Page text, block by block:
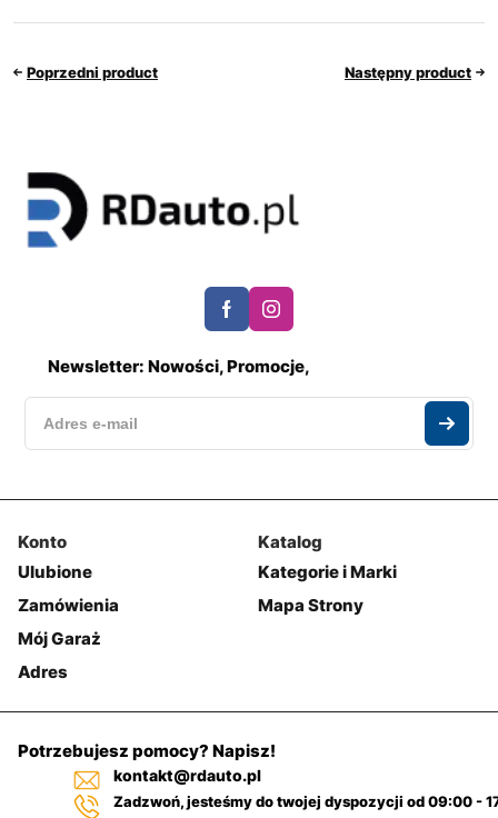
Poprzedni product Następny product
Newsletter: Nowości, Promocje,
Konto
Ulubione
Zamówienia
Mój Garaż
Adres
Katalog
Kategorie i Marki
Mapa Strony
Potrzebujesz pomocy? Napisz!
kontakt@rdauto.pl
Zadzwoń, jesteśmy do twojej dyspozycji od 09:00 -